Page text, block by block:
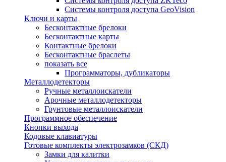
Системы контроля доступа GeoVision
Ключи и карты
Бесконтактные брелоки
Бесконтактные карты
Контактные брелоки
Бесконтактные браслеты
показать все
Программаторы, дубликаторы
Металлодетекторы
Ручные металлоискатели
Арочные металлодетекторы
Грунтовые металлоискатели
Программное обеспечение
Кнопки выхода
Кодовые клавиатуры
Готовые комплекты электрозамков (СКД)
Замки для калитки